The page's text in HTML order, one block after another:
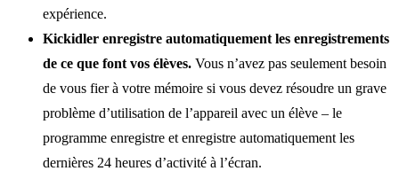
expérience.
Kickidler enregistre automatiquement les enregistrements
de ce que font vos élèves. Vous n’avez pas seulement besoin
de vous fier à votre mémoire si vous devez résoudre un grave
problème d’utilisation de l’appareil avec un élève – le
programme enregistre et enregistre automatiquement les
dernières 24 heures d’activité à l’écran.